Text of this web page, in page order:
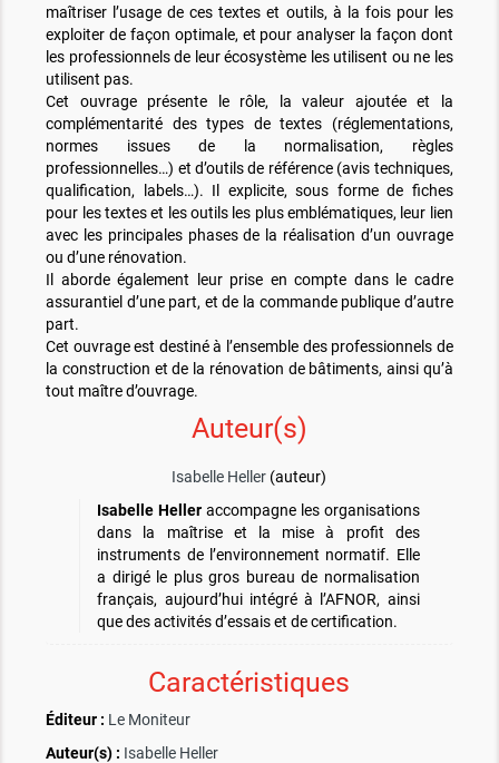
maîtriser l’usage de ces textes et outils, à la fois pour les
exploiter de façon optimale, et pour analyser la façon dont
les professionnels de leur écosystème les utilisent ou ne les
utilisent pas.
Cet ouvrage présente le rôle, la valeur ajoutée et la
complémentarité des types de textes (réglementations,
normes issues de la normalisation, règles
professionnelles…) et d’outils de référence (avis techniques,
qualification, labels…). Il explicite, sous forme de fiches
pour les textes et les outils les plus emblématiques, leur lien
avec les principales phases de la réalisation d’un ouvrage
ou d’une rénovation.
Il aborde également leur prise en compte dans le cadre
assurantiel d’une part, et de la commande publique d’autre
part.
Cet ouvrage est destiné à l’ensemble des professionnels de
la construction et de la rénovation de bâtiments, ainsi qu’à
tout maître d’ouvrage.
Auteur(s)
Isabelle Heller (auteur)
Isabelle Heller accompagne les organisations
dans la maîtrise et la mise à profit des
instruments de l’environnement normatif. Elle
a dirigé le plus gros bureau de normalisation
français, aujourd’hui intégré à l’AFNOR, ainsi
que des activités d’essais et de certification.
Caractéristiques
Éditeur : Le Moniteur
Auteur(s) : Isabelle Heller